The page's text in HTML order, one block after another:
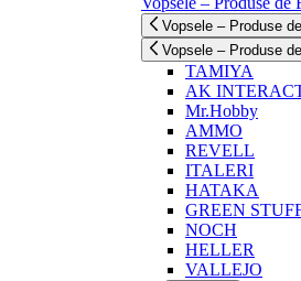
Vopsele – Produse
Vopsele – Produse
TAMIYA
AK
Mr.Hobby
AMMO
REVELL
ITALERI
HATAKA
GREEN
NOCH
HELLER
VALLEJO